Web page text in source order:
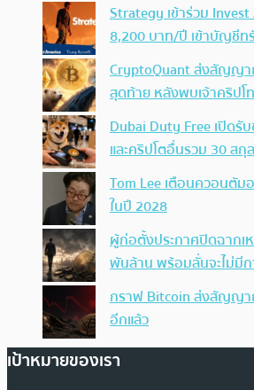
Strategy เข้าร่วม
8,200 บาท/ปี เข้าบัญชี
CryptoQuant ส่งสัญญ
สุดท้าย หลังพบเจ้าคริปโ
Dubai Duty Free เปิดรั
และคริปโตอื่นรวม 30 สกุ
Tom Lee เตือนควอนตัม
ในปี 2028
ผู้ก่อตั้งประกาศปิดฉากเ
พันล้าน พร้อมลั่นจะไม่มี
กราฟ Bitcoin ส่งสัญญา
อีกแล้ว
เป้าหมายของเรา